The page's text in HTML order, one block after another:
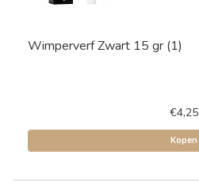
Wimperverf Zwart 15 gr (1)
€4,25
Kopen